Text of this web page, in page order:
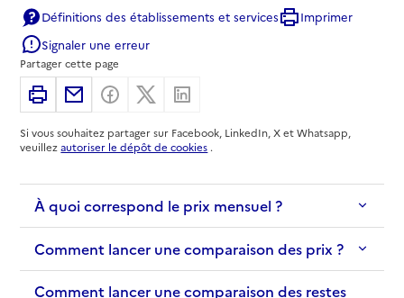
Adresse
24 rue de la Largue
67000-Strasbourg
03 88 41 90 20
Contact
Site internet
Rapport HAS
Voir les prix et prestations
Source des données : Finess n° 670795640
Mis à jour le : 25/03/2026
EHPAD Abrapa Koenigshoffen
Adresse
25 rue de l'Engelbreit
Définitions des établissements et services
Imprimer
Signaler une erreur
Partager cette page
ImprimerPartager par email
Partager sur Facebook
Partager sur X
Si vous souhaitez partager sur Facebook, LinkedIn, X et Whatsapp,
veuillezautoriser le dépôt de cookies .
À quoi correspond le prix mensuel ?
Comment lancer une comparaison des prix ?
Comment lancer une comparaison des restes